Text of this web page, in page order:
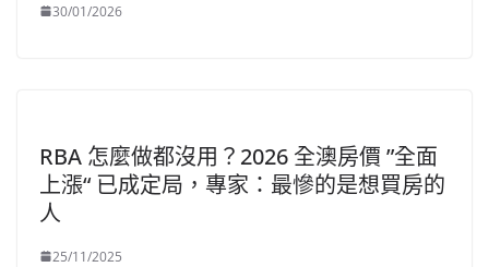
30/01/2026
RBA 怎麼做都沒用？2026 全澳房價 ”全面
上漲“ 已成定局，專家：最慘的是想買房的
人
25/11/2025